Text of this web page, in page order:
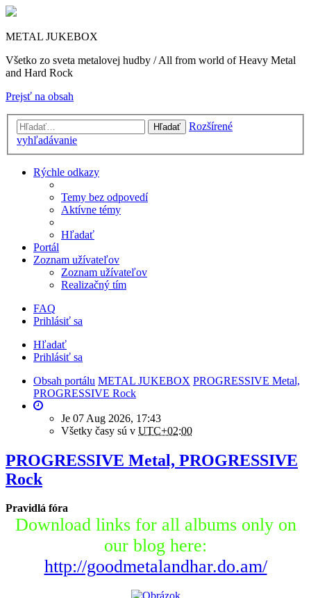
METAL JUKEBOX
Všetko zo sveta metalovej hudby / All from world of Heavy Metal
and Hard Rock
Prejsť na obsah
Hľadať
Rozšírené
vyhľadávanie
Rýchle odkazy
Temy bez odpovedí
Aktívne témy
Hľadať
Portál
Zoznam užívateľov
Zoznam užívateľov
Realizačný tím
FAQ
Prihlásiť sa
Hľadať
Prihlásiť sa
Obsah portálu METAL JUKEBOX PROGRESSIVE Metal,
PROGRESSIVE Rock
Je 07 Aug 2026, 17:43
Všetky časy sú v UTC+02:00
PROGRESSIVE Metal, PROGRESSIVE
Rock
Pravidlá fóra
Download links for all albums only on
our blog here:
http://goodmetalandhar.do.am/